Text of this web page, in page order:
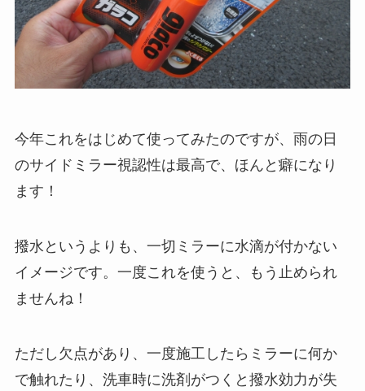
今年これをはじめて使ってみたのですが、雨の日
のサイドミラー視認性は最高で、ほんと癖になり
ます！
撥水というよりも、一切ミラーに水滴が付かない
イメージです。一度これを使うと、もう止められ
ませんね！
ただし欠点があり、一度施工したらミラーに何か
で触れたり、洗車時に洗剤がつくと撥水効力が失